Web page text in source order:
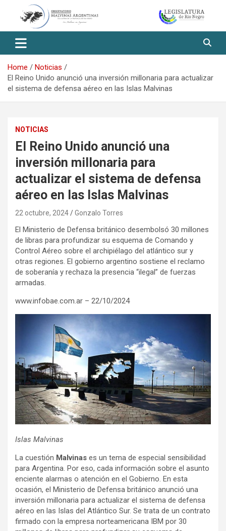
Observatorio Malvinas – Río
Negro
Home
Noticias
El Reino Unido anunció una inversión millonaria para actualizar
el sistema de defensa aéreo en las Islas Malvinas
NOTICIAS
El Reino Unido anunció una
inversión millonaria para
actualizar el sistema de defensa
aéreo en las Islas Malvinas
22 octubre, 2024 Gonzalo Torres
El Ministerio de Defensa británico desembolsó 30 millones
de libras para profundizar su esquema de Comando y
Control Aéreo sobre el archipiélago del atlántico sur y
otras regiones. El gobierno argentino sostiene el reclamo
de soberanía y rechaza la presencia “ilegal” de fuerzas
armadas.
www.infobae.com.ar – 22/10/2024
Islas Malvinas
La cuestión Malvinas es un tema de especial sensibilidad
para Argentina. Por eso, cada información sobre el asunto
enciente alarmas o atención en el Gobierno. En esta
ocasión, el Ministerio de Defensa británico anunció una
inversión millonaria para actualizar el sistema de defensa
aéreo en las Islas del Atlántico Sur. Se trata de un contrato
firmado con la empresa norteamericana IBM por 30